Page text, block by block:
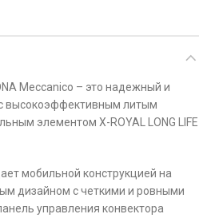
Meccanico – это надежный и
высокоэффективным литым
элементом X-ROYAL LONG LIFE
мобильной конструкцией на
дизайном с четкими и ровными
управления конвектора